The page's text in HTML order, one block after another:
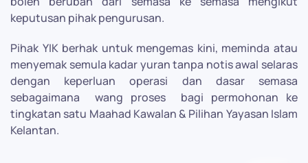
keputusan pihak pengurusan.
Pihak YIK berhak untuk mengemas kini, meminda atau
menyemak semula kadar yuran tanpa notis awal selaras
dengan keperluan operasi dan dasar semasa
sebagaimana wang proses
bagi permohonan ke
tingkatan satu Maahad Kawalan & Pilihan Yayasan Islam
Kelantan.